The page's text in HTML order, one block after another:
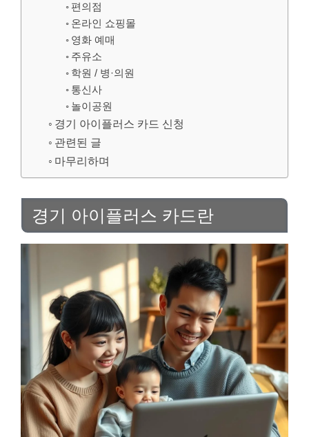
편의점
온라인 쇼핑몰
영화 예매
주유소
학원 / 병·의원
통신사
놀이공원
경기 아이플러스 카드 신청
관련된 글
마무리하며
경기 아이플러스 카드란